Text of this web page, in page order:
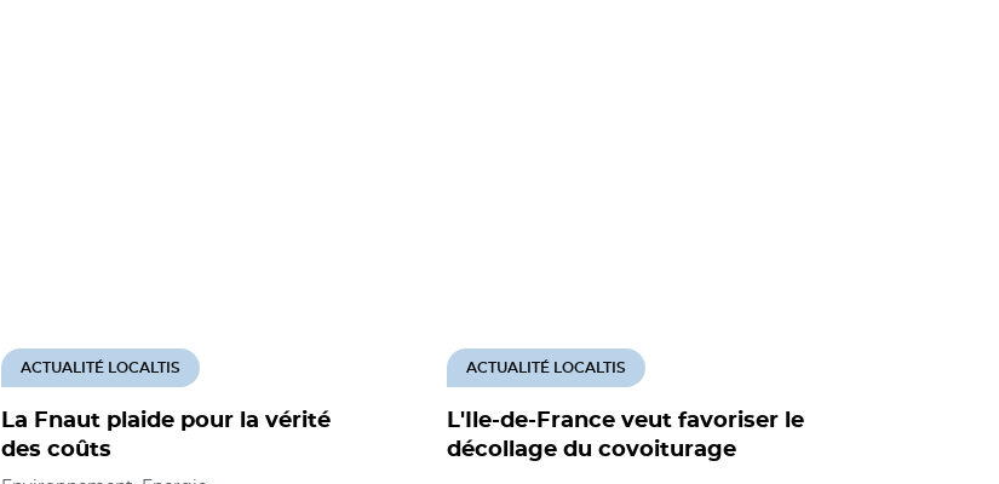
La Fnaut plaide pour la vérité
des coûts
ACTUALITÉ LOCALTIS
L'Ile-de-France veut favoriser le
décollage du covoiturage
ACTUALITÉ LOCALTIS